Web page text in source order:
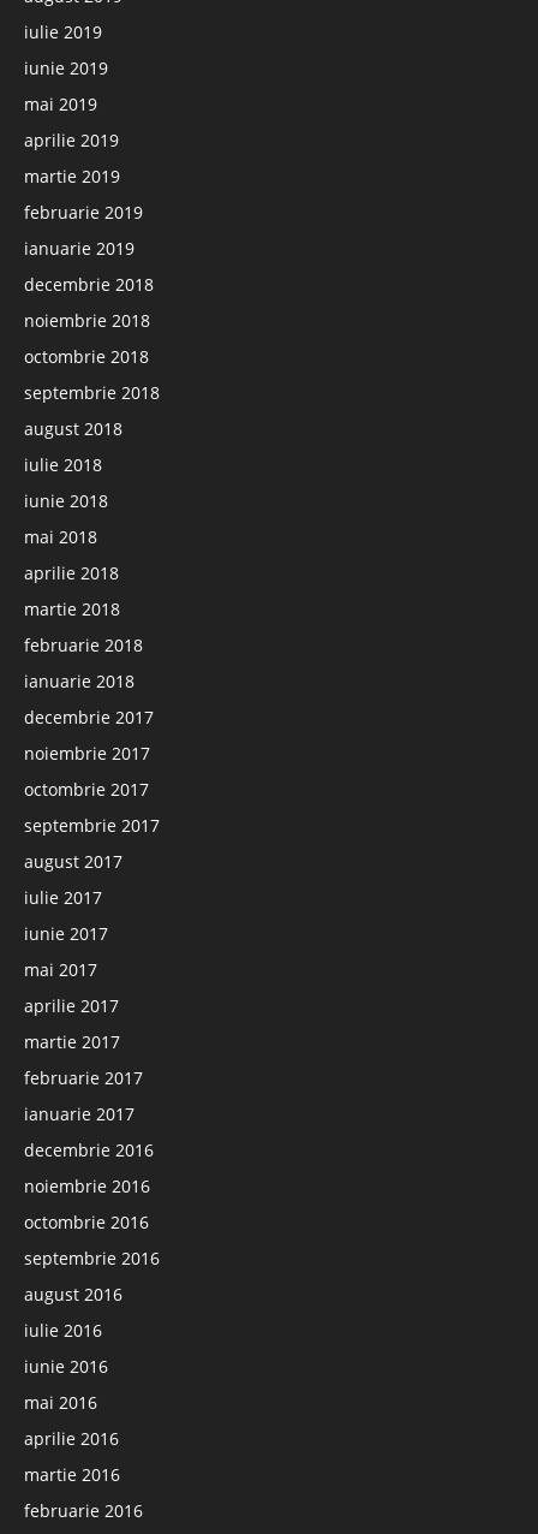
iulie 2019
iunie 2019
mai 2019
aprilie 2019
martie 2019
februarie 2019
ianuarie 2019
decembrie 2018
noiembrie 2018
octombrie 2018
septembrie 2018
august 2018
iulie 2018
iunie 2018
mai 2018
aprilie 2018
martie 2018
februarie 2018
ianuarie 2018
decembrie 2017
noiembrie 2017
octombrie 2017
septembrie 2017
august 2017
iulie 2017
iunie 2017
mai 2017
aprilie 2017
martie 2017
februarie 2017
ianuarie 2017
decembrie 2016
noiembrie 2016
octombrie 2016
septembrie 2016
august 2016
iulie 2016
iunie 2016
mai 2016
aprilie 2016
martie 2016
februarie 2016